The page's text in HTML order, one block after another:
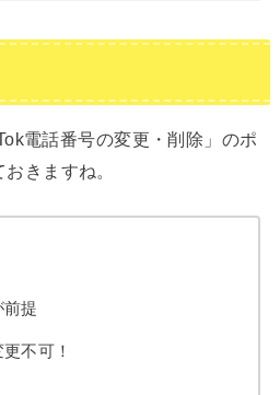
電話番号の変更・削除」のポ
きますね。
提
不可！